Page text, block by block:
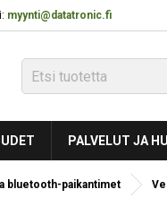
myynti@datatronic.fi
PALVELUT JA
bluetooth-paikantimet